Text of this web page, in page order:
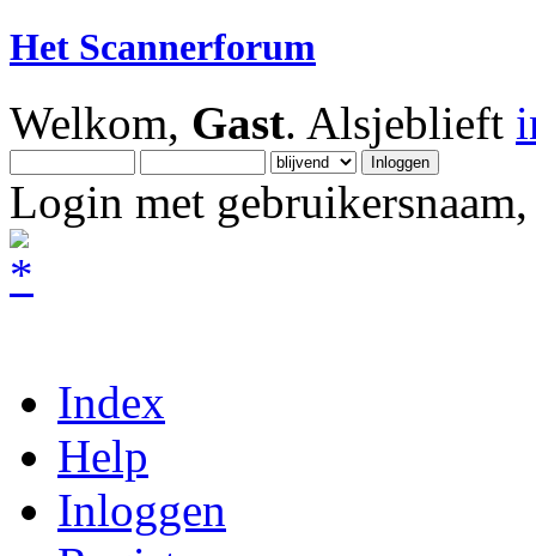
Het Scannerforum
Welkom, Gast. Alsjeblieft
Login met
Index
Help
Inloggen